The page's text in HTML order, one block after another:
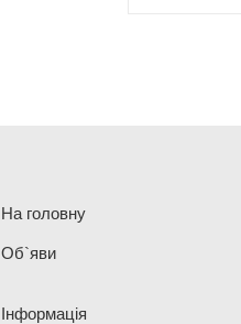
На головну
Об`яви
Інформація